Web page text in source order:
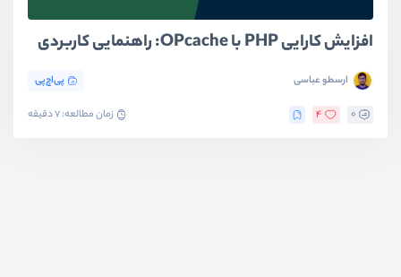
افزایش کارایی PHP با OPcache: راهنمایی کاربردی
ارسطو عباسی پی‌اچ‌پی
0
4 زمان مطالعه: 7 دقیقه